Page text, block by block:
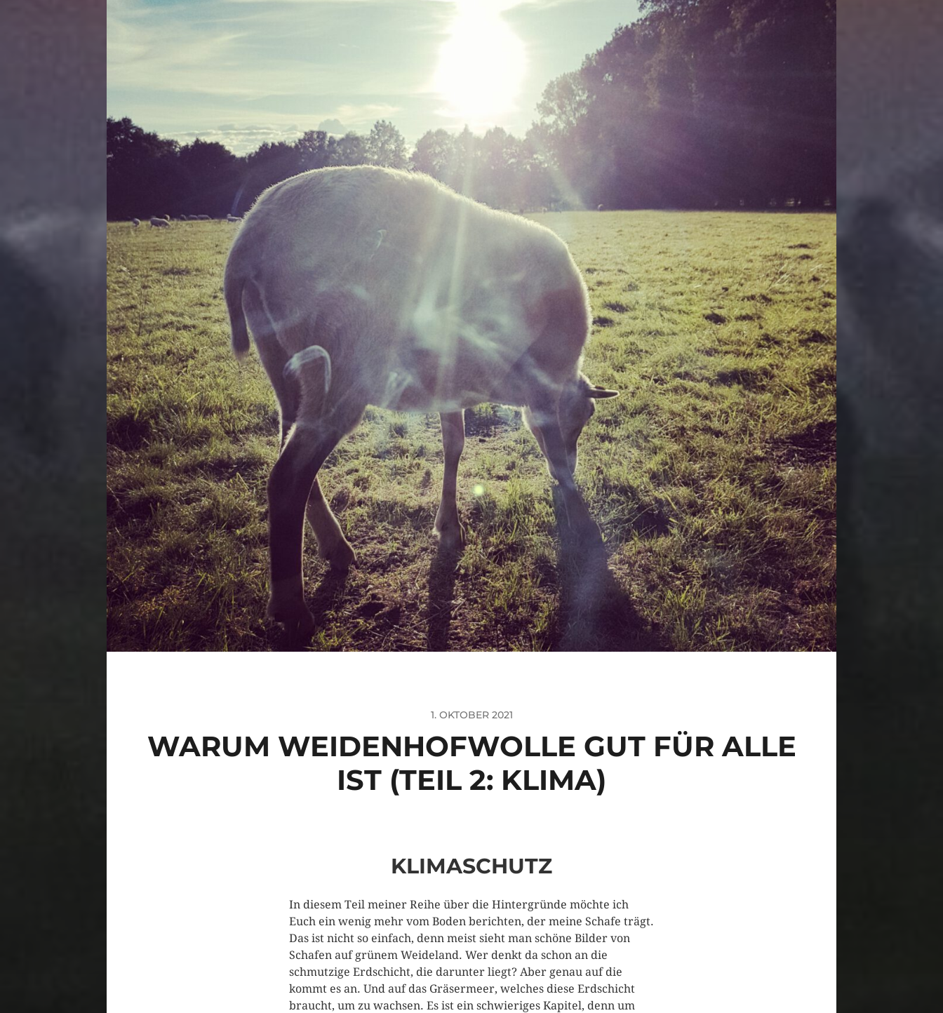
1. OKTOBER 2021
WARUM WEIDENHOFWOLLE GUT FÜR ALLE
IST (TEIL 2: KLIMA)
KLIMASCHUTZ
In diesem Teil meiner Reihe über die Hintergründe möchte ich
Euch ein wenig mehr vom Boden berichten, der meine Schafe trägt.
Das ist nicht so einfach, denn meist sieht man schöne Bilder von
Schafen auf grünem Weideland. Wer denkt da schon an die
schmutzige Erdschicht, die darunter liegt? Aber genau auf die
kommt es an. Und auf das Gräsermeer, welches diese Erdschicht
braucht, um zu wachsen. Es ist ein schwieriges Kapitel, denn um